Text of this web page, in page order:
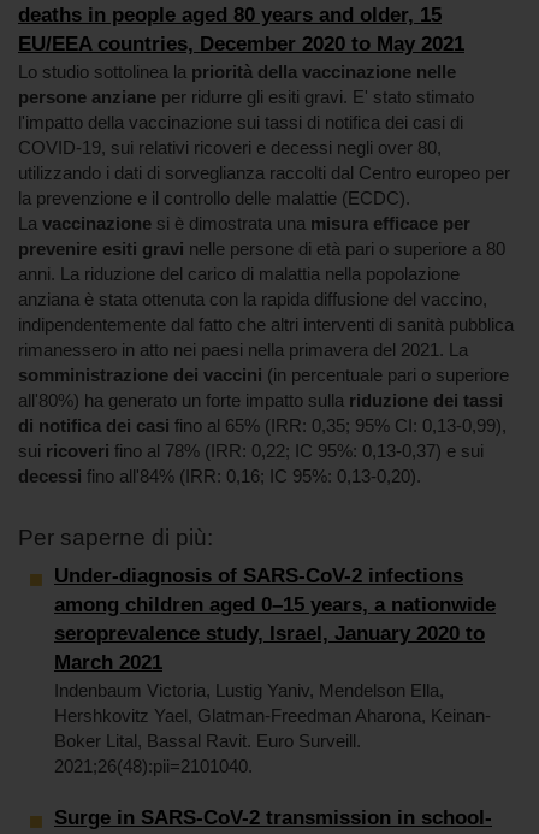
deaths in people aged 80 years and older, 15
EU/EEA countries, December 2020 to May 2021
Lo studio sottolinea la priorità della vaccinazione nelle
persone anziane per ridurre gli esiti gravi. E' stato stimato
l'impatto della vaccinazione sui tassi di notifica dei casi di
COVID-19, sui relativi ricoveri e decessi negli over 80,
utilizzando i dati di sorveglianza raccolti dal Centro europeo per
la prevenzione e il controllo delle malattie (ECDC).
La vaccinazione si è dimostrata una misura efficace per
prevenire esiti gravi nelle persone di età pari o superiore a 80
anni. La riduzione del carico di malattia nella popolazione
anziana è stata ottenuta con la rapida diffusione del vaccino,
indipendentemente dal fatto che altri interventi di sanità pubblica
rimanessero in atto nei paesi nella primavera del 2021. La
somministrazione dei vaccini (in percentuale pari o superiore
all'80%) ha generato un forte impatto sulla riduzione dei tassi
di notifica dei casi fino al 65% (IRR: 0,35; 95% CI: 0,13-0,99),
sui ricoveri fino al 78% (IRR: 0,22; IC 95%: 0,13-0,37) e sui
decessi fino all'84% (IRR: 0,16; IC 95%: 0,13-0,20).
Per saperne di più:
Under-diagnosis of SARS-CoV-2 infections
among children aged 0–15 years, a nationwide
seroprevalence study, Israel, January 2020 to
March 2021
Indenbaum Victoria, Lustig Yaniv, Mendelson Ella,
Hershkovitz Yael, Glatman-Freedman Aharona, Keinan-
Boker Lital, Bassal Ravit. Euro Surveill.
2021;26(48):pii=2101040.
Surge in SARS-CoV-2 transmission in school-